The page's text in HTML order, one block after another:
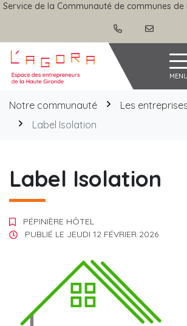
Gestion des traceurs
Aller
Service de la Communauté de communes de
Agora MENU
Notre communauté
Les
Label Isolation
Label Isolation
PÉPINIÈRE HÔTEL
PUBLIÉ LE JEUDI 12 FÉVRIER 2026